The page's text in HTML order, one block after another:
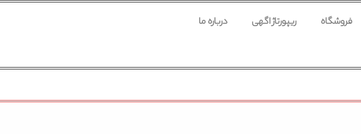
فروشگاه ریپورتاژ اگهی درباره ما